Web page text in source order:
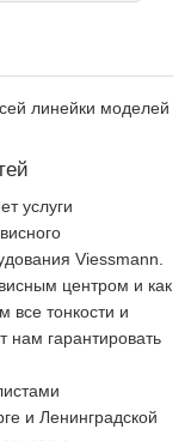
линейки моделей
услуги
Viessmann.
центром и как
все тонкости и
нам гарантировать
и Ленинградской